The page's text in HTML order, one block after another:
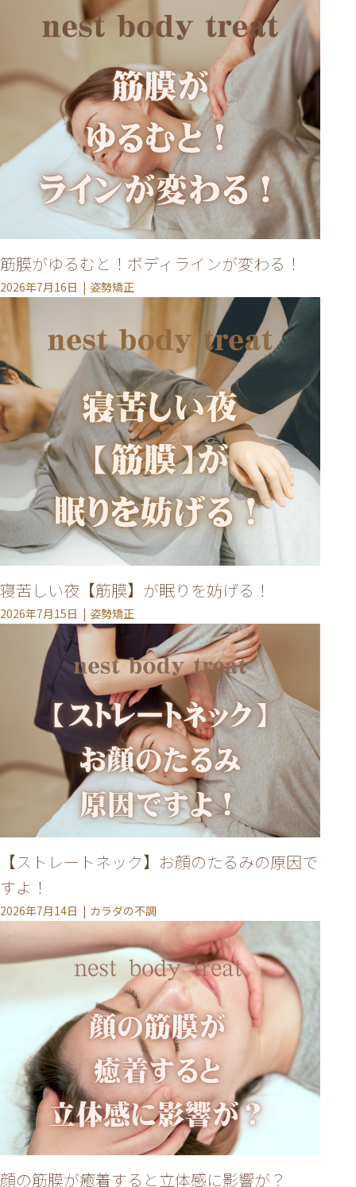
施術について
サロンについて
メニュー
ご利用の流れ
トップページ
VOICE MEDIA
筋膜がゆるむと！ボディラインが変わる！
2026年7月16日 姿勢矯正
寝苦しい夜【筋膜】が眠りを妨げる！
2026年7月15日 姿勢矯正
【ストレートネック】お顔のたるみの原因で
すよ！
2026年7月14日 カラダの不調
顔の筋膜が癒着すると立体感に影響が？